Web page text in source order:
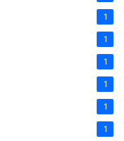
1
1
1
1
1
1